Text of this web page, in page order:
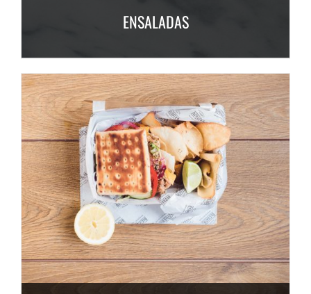
DESCUBRE MÁS
6,50€ / persona
ENSALADAS